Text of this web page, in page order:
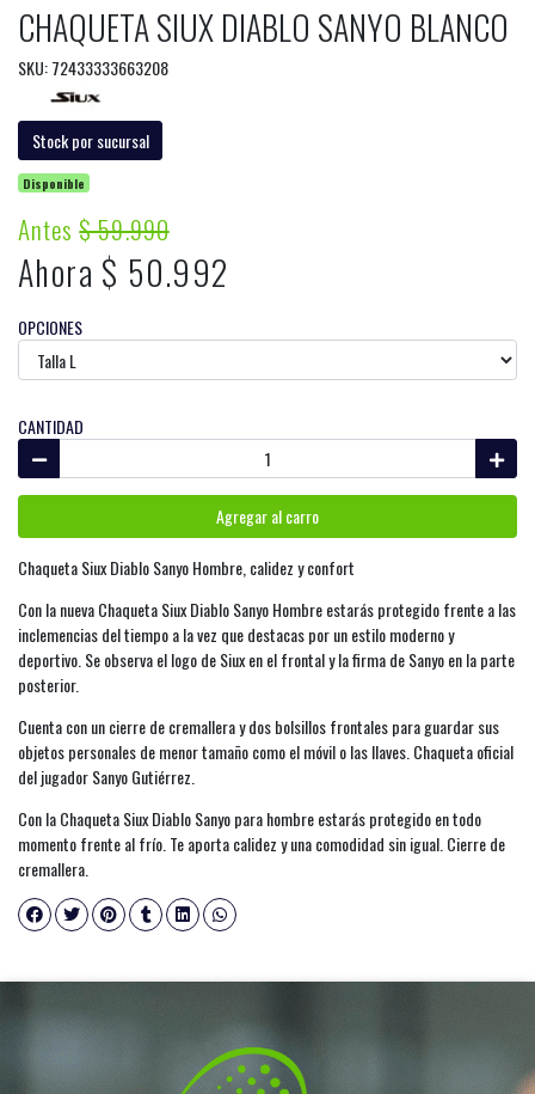
CHAQUETA SIUX DIABLO SANYO BLANCO
SKU: 72433333663208
Stock por sucursal
Disponible
Antes$ 59.990
Ahora $ 50.992
OPCIONES
CANTIDAD
Agregar al carro
Chaqueta Siux Diablo Sanyo Hombre, calidez y confort
Con la nueva Chaqueta Siux Diablo Sanyo Hombre estarás protegido frente a las
inclemencias del tiempo a la vez que destacas por un estilo moderno y
deportivo. Se observa el logo de Siux en el frontal y la firma de Sanyo en la parte
posterior.
Cuenta con un cierre de cremallera y dos bolsillos frontales para guardar sus
objetos personales de menor tamaño como el móvil o las llaves. Chaqueta oficial
del jugador Sanyo Gutiérrez.
Con la Chaqueta Siux Diablo Sanyo para hombre estarás protegido en todo
momento frente al frío. Te aporta calidez y una comodidad sin igual. Cierre de
cremallera.